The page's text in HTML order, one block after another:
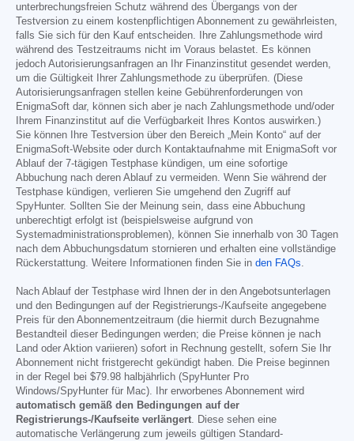
unterbrechungsfreien Schutz während des Übergangs von der
Testversion zu einem kostenpflichtigen Abonnement zu gewährleisten,
falls Sie sich für den Kauf entscheiden. Ihre Zahlungsmethode wird
während des Testzeitraums nicht im Voraus belastet. Es können
jedoch Autorisierungsanfragen an Ihr Finanzinstitut gesendet werden,
um die Gültigkeit Ihrer Zahlungsmethode zu überprüfen. (Diese
Autorisierungsanfragen stellen keine Gebührenforderungen von
EnigmaSoft dar, können sich aber je nach Zahlungsmethode und/oder
Ihrem Finanzinstitut auf die Verfügbarkeit Ihres Kontos auswirken.)
Sie können Ihre Testversion über den Bereich „Mein Konto“ auf der
EnigmaSoft-Website oder durch Kontaktaufnahme mit EnigmaSoft vor
Ablauf der 7-tägigen Testphase kündigen, um eine sofortige
Abbuchung nach deren Ablauf zu vermeiden. Wenn Sie während der
Testphase kündigen, verlieren Sie umgehend den Zugriff auf
SpyHunter. Sollten Sie der Meinung sein, dass eine Abbuchung
unberechtigt erfolgt ist (beispielsweise aufgrund von
Systemadministrationsproblemen), können Sie innerhalb von 30 Tagen
nach dem Abbuchungsdatum stornieren und erhalten eine vollständige
Rückerstattung. Weitere Informationen finden Sie in den FAQs.
Nach Ablauf der Testphase wird Ihnen der in den Angebotsunterlagen
und den Bedingungen auf der Registrierungs-/Kaufseite angegebene
Preis für den Abonnementzeitraum (die hiermit durch Bezugnahme
Bestandteil dieser Bedingungen werden; die Preise können je nach
Land oder Aktion variieren) sofort in Rechnung gestellt, sofern Sie Ihr
Abonnement nicht fristgerecht gekündigt haben. Die Preise beginnen
in der Regel bei $79.98 halbjährlich (SpyHunter Pro
Windows/SpyHunter für Mac). Ihr erworbenes Abonnement wird
automatisch gemäß den Bedingungen auf der
Registrierungs-/Kaufseite verlängert. Diese sehen eine
automatische Verlängerung zum jeweils gültigen Standard-